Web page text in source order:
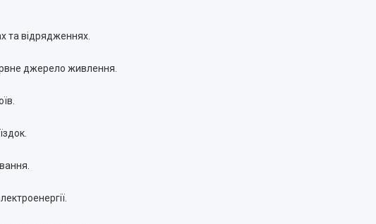
та відрядженнях.
джерело живлення.